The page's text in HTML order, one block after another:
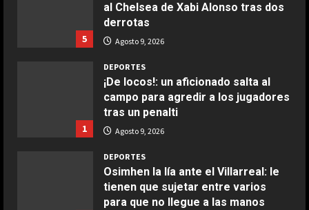
COCINA
5
al Chelsea de Xabi Alonso tras dos
derrotas
Agosto 9, 2026
1
DEPORTES
¡De locos!: un aficionado salta al
campo para agredir a los jugadores
tras un penalti
Agosto 9, 2026
DEPORTES
Osimhen la lía ante el Villarreal: le
tienen que sujetar entre varios
para que no llegue a las manos